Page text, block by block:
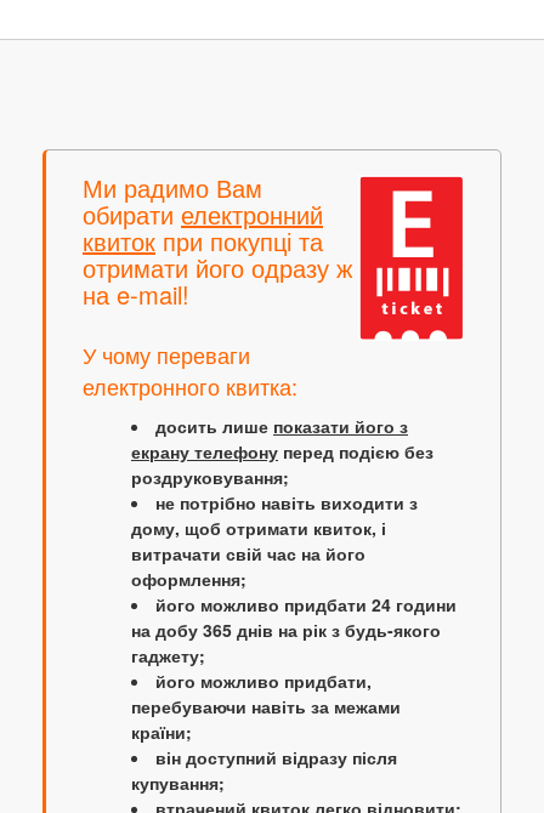
Ми радимо Вам
обирати електронний
квиток при покупці та
отримати його одразу ж
на e-mail!
У чому переваги
електронного квитка:
досить лише показати його з
екрану телефону перед подією без
роздруковування;
не потрібно навіть виходити з
дому, щоб отримати квиток, і
витрачати свій час на його
оформлення;
його можливо придбати 24 години
на добу 365 днів на рік з будь-якого
гаджету;
його можливо придбати,
перебуваючи навіть за межами
країни;
він доступний відразу після
купування;